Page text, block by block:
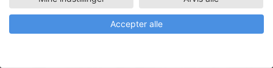
ARTIST TALK: RUTH CAMPAU
Accepter alle